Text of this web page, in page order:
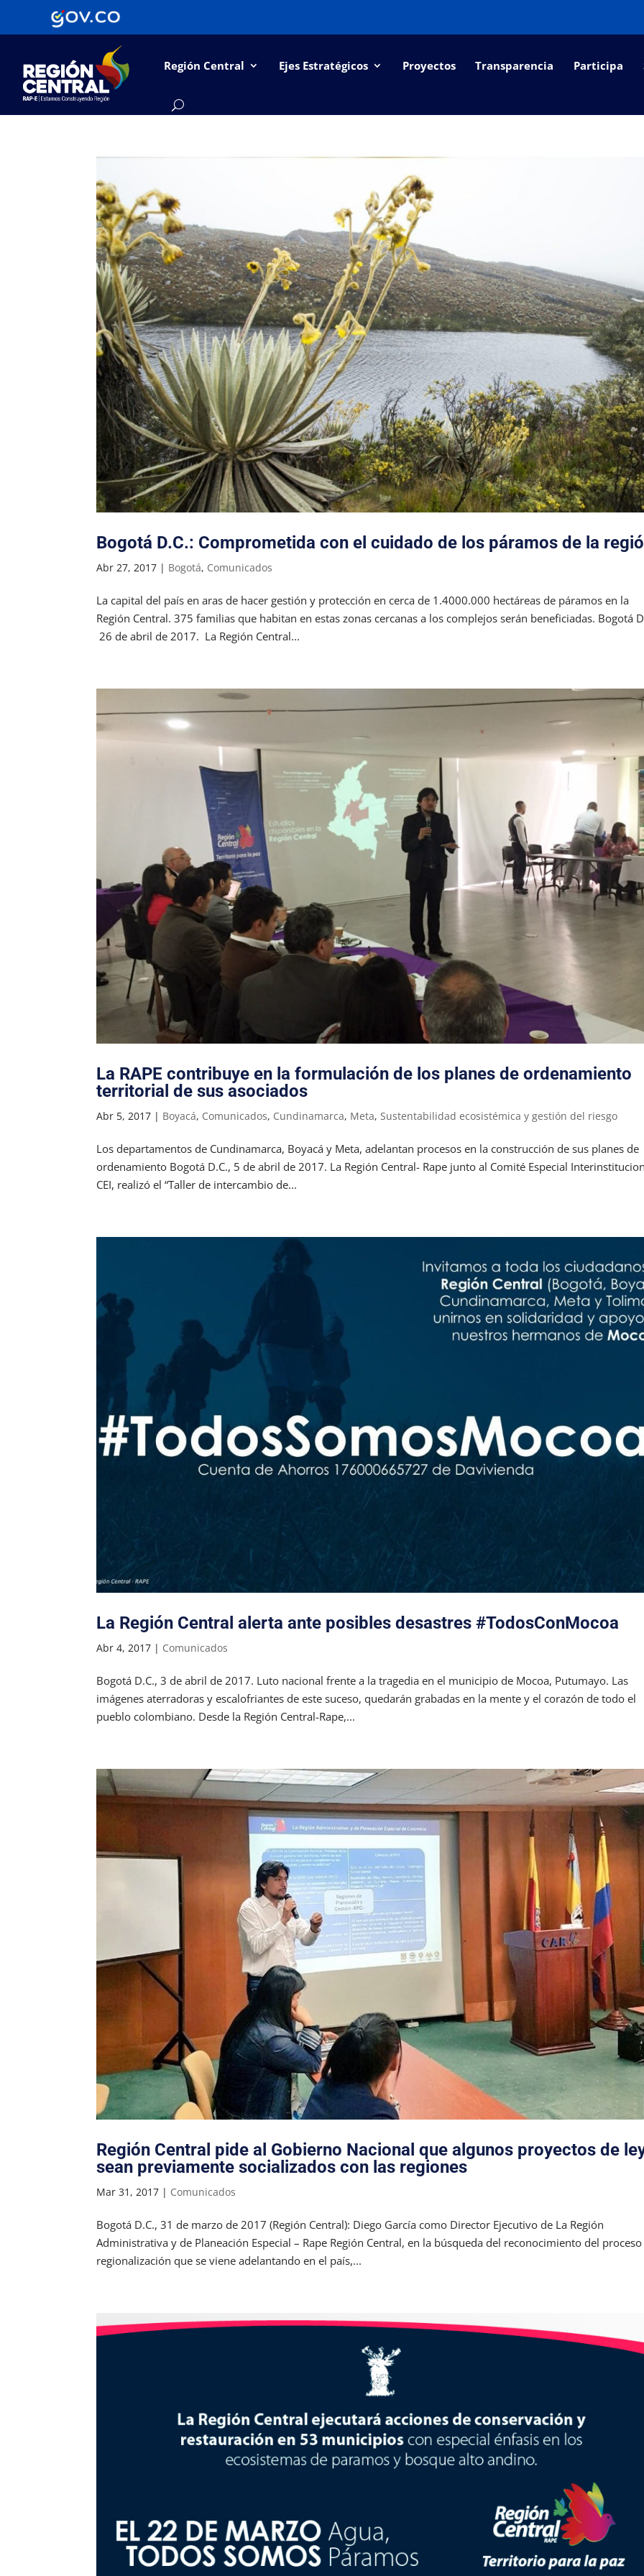
Región Central Ejes Estratégicos Proyectos Transparencia Participa
Bogotá D.C.: Comprometida con el cuidado de los páramos de la
Abr 27, 2017 | Bogotá, Comunicados
La capital del país en aras de hacer gestión y protección en cerca de 1.4000.000 hectáreas de páramos en la
Región Central. 375 familias que habitan en estas zonas cercanas a los complejos serán beneficiadas. Bogotá
26 de abril de 2017. La Región Central...
La RAPE contribuye en la formulación de los planes de ordenamiento
territorial de sus asociados
Abr 5, 2017 | Boyacá, Comunicados, Cundinamarca, Meta,Sustentabilidad ecosistémica y gestión del riesgo
Los departamentos de Cundinamarca, Boyacá y Meta, adelantan procesos en la construcción de sus planes de
ordenamiento Bogotá D.C., 5 de abril de 2017. La Región Central- Rape junto al Comité Especial
CEI, realizó el “Taller de intercambio de...
La Región Central alerta ante posibles desastres #TodosConMocoa
Abr 4, 2017 | Comunicados
Bogotá D.C., 3 de abril de 2017. Luto nacional frente a la tragedia en el municipio de Mocoa, Putumayo. Las
imágenes aterradoras y escalofriantes de este suceso, quedarán grabadas en la mente y el corazón de todo el
pueblo colombiano. Desde la Región Central-Rape,...
Región Central pide al Gobierno Nacional que algunos proyectos de
sean previamente socializados con las regiones
Mar 31, 2017 | Comunicados
Bogotá D.C., 31 de marzo de 2017 (Región Central): Diego García como Director Ejecutivo de La Región
Administrativa y de Planeación Especial – Rape Región Central, en la búsqueda del reconocimiento del
regionalización que se viene adelantando en el país,...